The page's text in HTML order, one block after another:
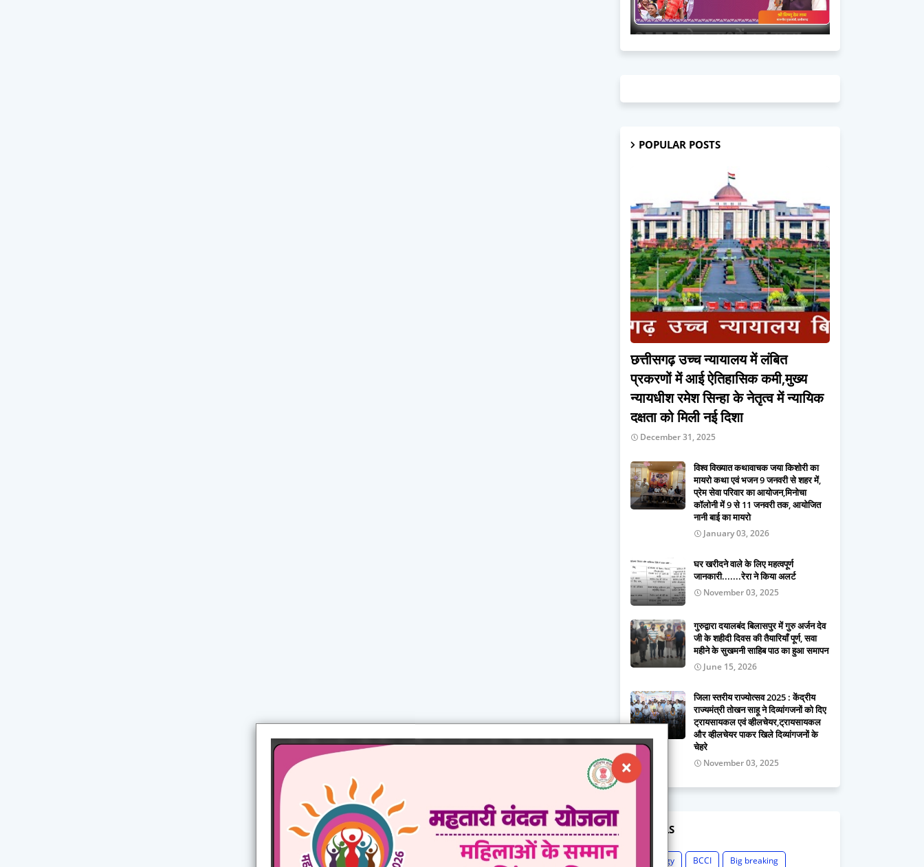
POPULAR POSTS
छत्तीसगढ़ उच्च न्यायालय में लंबित
प्रकरणों में आई ऐतिहासिक कमी,मुख्य
न्यायधीश रमेश सिन्हा के नेतृत्व में न्यायिक
दक्षता को मिली नई दिशा
December 31, 2025
विश्व विख्यात कथावाचक जया किशोरी का
मायरो कथा एवं भजन 9 जनवरी से शहर में,
प्रेम सेवा परिवार का आयोजन,मिनोचा
कॉलोनी में 9 से 11 जनवरी तक, आयोजित
नानी बाई का मायरो
January 03, 2026
घर खरीदने वाले के लिए महत्वपूर्ण
जानकारी.......रेरा ने किया अलर्ट
November 03, 2025
गुरुद्वारा दयालबंद बिलासपुर में गुरु अर्जन देव
जी के शहीदी दिवस की तैयारियाँ पूर्ण, सवा
महीने के सुखमनी साहिब पाठ का हुआ समापन
June 15, 2026
जिला स्तरीय राज्योत्सव 2025 : केंद्रीय
राज्यमंत्री तोखन साहू ने दिव्यांगजनों को दिए
ट्रायसायकल एवं व्हीलचेयर,ट्रायसायकल
और व्हीलचेयर पाकर खिले दिव्यांगजनों के
चेहरे
November 03, 2025
LABELS
Astrology BCCI
Big breaking